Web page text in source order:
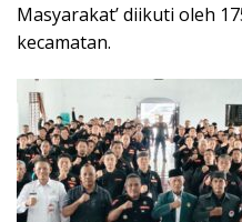
Masyarakat’ diikuti oleh
kecamatan.